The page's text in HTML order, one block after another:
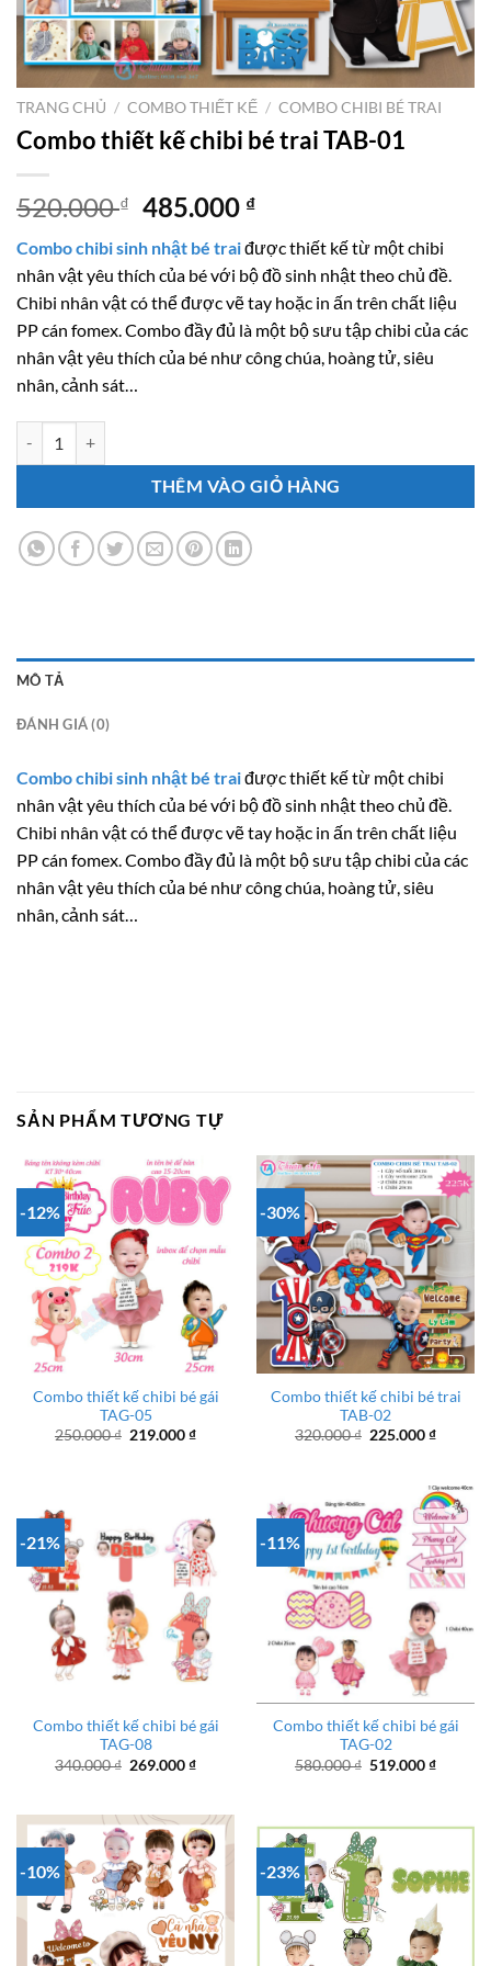
TRANG CHỦ / COMBO THIẾT KẾ / COMBO CHIBI BÉ TRAI
Combo thiết kế chibi bé trai TAB-01
520.000₫ Giá
là:
520.000 ₫.
485.000 ₫Giá
tại
là:
485.000 ₫.
Combo chibi sinh nhật bé traiđược thiết kế từ một chibi
nhân vật yêu thích của bé với bộ đồ sinh nhật theo chủ đề.
Chibi nhân vật có thể được vẽ tay hoặc in ấn trên chất liệu
PP cán fomex. Combo đầy đủ là một bộ sưu tập chibi của các
nhân vật yêu thích của bé như công chúa, hoàng tử, siêu
nhân, cảnh sát…
THÊM VÀO GIỎ HÀNG
MÔ TẢ
ĐÁNH GIÁ (0)
Combo chibi sinh nhật bé traiđược thiết kế từ một chibi
nhân vật yêu thích của bé với bộ đồ sinh nhật theo chủ đề.
Chibi nhân vật có thể được vẽ tay hoặc in ấn trên chất liệu
PP cán fomex. Combo đầy đủ là một bộ sưu tập chibi của các
nhân vật yêu thích của bé như công chúa, hoàng tử, siêu
nhân, cảnh sát…
SẢN PHẨM TƯƠNG TỰ
-12%
Combo thiết kế chibi bé gái
TAG-05
250.000₫ Giá
219.000₫Giá
-30%
Combo thiết kế chibi bé trai
TAB-02
320.000₫ Giá
225.000₫Giá
-21%
Combo thiết kế chibi bé gái
TAG-08
340.000₫ Giá
269.000₫Giá
269.000 ₫.
-11%
Combo thiết kế chibi bé gái
TAG-02
580.000₫ Giá
519.000₫Giá
-10% -23%